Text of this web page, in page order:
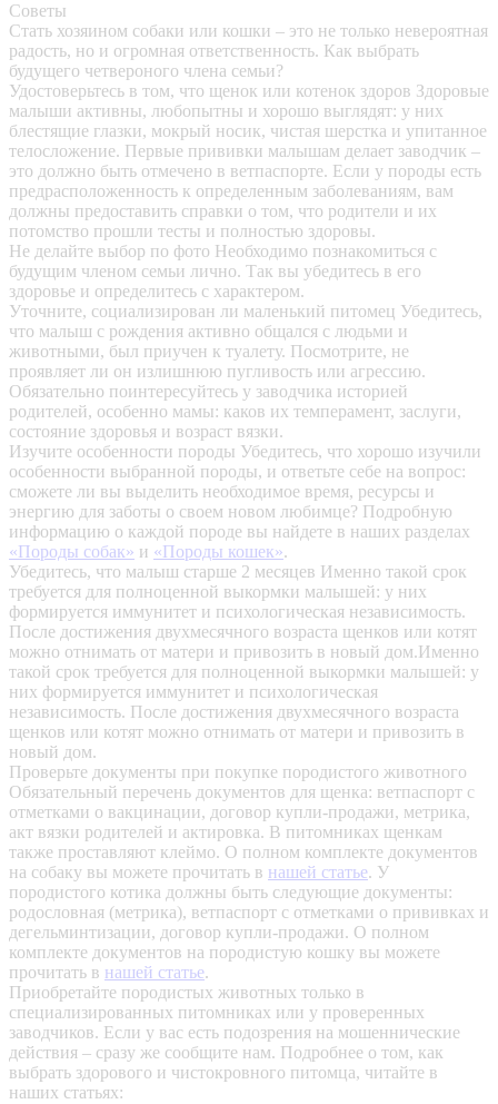
Советы
Стать хозяином собаки или кошки – это не только невероятная
радость, но и огромная ответственность. Как выбрать
будущего четвероного члена семьи?
Удостоверьтесь в том, что щенок или котенок здоров Здоровые
малыши активны, любопытны и хорошо выглядят: у них
блестящие глазки, мокрый носик, чистая шерстка и упитанное
телосложение. Первые прививки малышам делает заводчик –
это должно быть отмечено в ветпаспорте. Если у породы есть
предрасположенность к определенным заболеваниям, вам
должны предоставить справки о том, что родители и их
потомство прошли тесты и полностью здоровы.
Не делайте выбор по фото Необходимо познакомиться с
будущим членом семьи лично. Так вы убедитесь в его
здоровье и определитесь с характером.
Уточните, социализирован ли маленький питомец Убедитесь,
что малыш с рождения активно общался с людьми и
животными, был приучен к туалету. Посмотрите, не
проявляет ли он излишнюю пугливость или агрессию.
Обязательно поинтересуйтесь у заводчика историей
родителей, особенно мамы: каков их темперамент, заслуги,
состояние здоровья и возраст вязки.
Изучите особенности породы Убедитесь, что хорошо изучили
особенности выбранной породы, и ответьте себе на вопрос:
сможете ли вы выделить необходимое время, ресурсы и
энергию для заботы о своем новом любимце? Подробную
информацию о каждой породе вы найдете в наших разделах
«Породы собак» и «Породы кошек».
Убедитесь, что малыш старше 2 месяцев Именно такой срок
требуется для полноценной выкормки малышей: у них
формируется иммунитет и психологическая независимость.
После достижения двухмесячного возраста щенков или котят
можно отнимать от матери и привозить в новый дом.Именно
такой срок требуется для полноценной выкормки малышей: у
них формируется иммунитет и психологическая
независимость. После достижения двухмесячного возраста
щенков или котят можно отнимать от матери и привозить в
новый дом.
Проверьте документы при покупке породистого животного
Обязательный перечень документов для щенка: ветпаспорт с
отметками о вакцинации, договор купли-продажи, метрика,
акт вязки родителей и актировка. В питомниках щенкам
также проставляют клеймо. О полном комплекте документов
на собаку вы можете прочитать в нашей статье. У
породистого котика должны быть следующие документы:
родословная (метрика), ветпаспорт с отметками о прививках и
дегельминтизации, договор купли-продажи. О полном
комплекте документов на породистую кошку вы можете
прочитать в нашей статье.
Приобретайте породистых животных только в
специализированных питомниках или у проверенных
заводчиков. Если у вас есть подозрения на мошеннические
действия – сразу же сообщите нам. Подробнее о том, как
выбрать здорового и чистокровного питомца, читайте в
наших статьях: